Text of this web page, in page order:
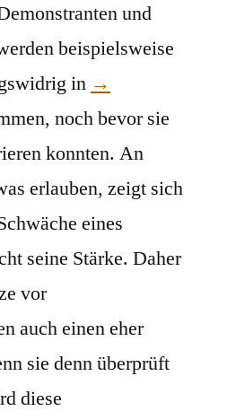
und
beispielsweise
in →
noch bevor sie
konnten. An
erlauben, zeigt sich
eines
seine Stärke. Daher
vor
auch einen eher
sie denn überprüft
diese